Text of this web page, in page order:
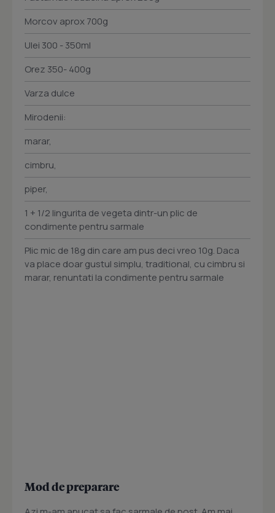
Morcov aprox 700g
Ulei 300 - 350ml
Orez 350- 400g
Varza dulce
Mirodenii:
marar,
cimbru,
piper,
1 + 1/2 lingurita de vegeta dintr-un plic de
condimente pentru sarmale
Plic mic de 18g din care am pus deci vreo 10g. Daca
va place doar gustul simplu, traditional, cu cimbru si
marar, renuntati la condimente pentru sarmale
Mod de preparare